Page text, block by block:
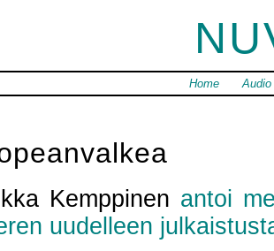
Home Audio
Kemppinen antoi
uudelleen